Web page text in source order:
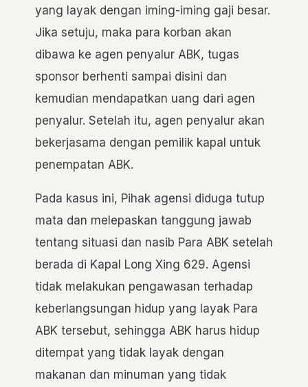
yang layak dengan iming-iming gaji besar.
Jika setuju, maka para korban akan
dibawa ke agen penyalur ABK, tugas
sponsor berhenti sampai disini dan
kemudian mendapatkan uang dari agen
penyalur. Setelah itu, agen penyalur akan
bekerjasama dengan pemilik kapal untuk
penempatan ABK.
Pada kasus ini, Pihak agensi diduga tutup
mata dan melepaskan tanggung jawab
tentang situasi dan nasib Para ABK setelah
berada di Kapal Long Xing 629. Agensi
tidak melakukan pengawasan terhadap
keberlangsungan hidup yang layak Para
ABK tersebut, sehingga ABK harus hidup
ditempat yang tidak layak dengan
makanan dan minuman yang tidak